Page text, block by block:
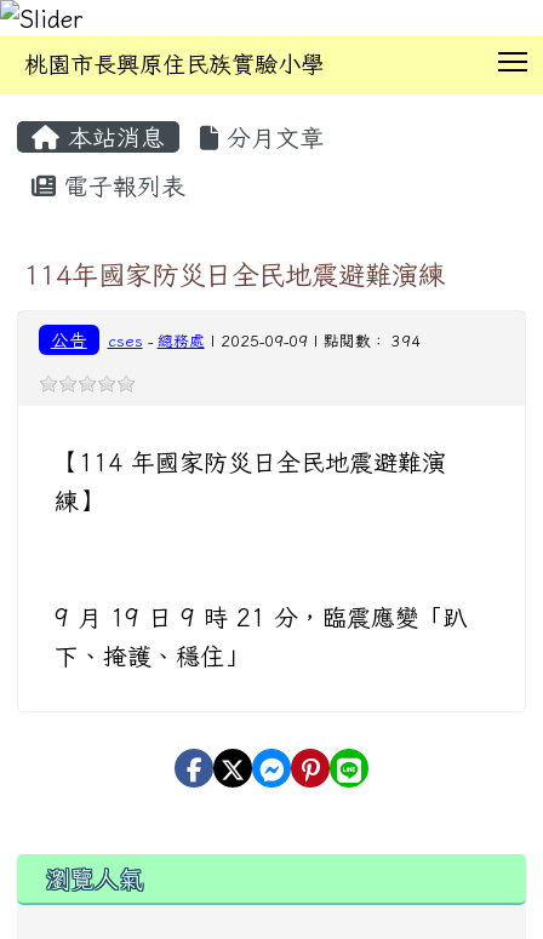
桃園市長興原住民族實驗小學
本站消息
分月文章
電子報列表
114年國家防災日全民地震避難演練
公告 cses - 總務處 | 2025-09-09 | 點閱數： 394
【114 年國家防災日全民地震避難演
練】
9 月 19 日 9 時 21 分，臨震應變「趴
下、掩護、穩住」
瀏覽人氣